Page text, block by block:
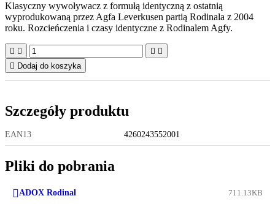
Klasyczny wywoływacz z formułą identyczną z ostatnią
wyprodukowaną przez Agfa Leverkusen partią Rodinala z 2004
roku. Rozcieńczenia i czasy identyczne z Rodinalem Agfy.
   
 Dodaj do koszyka
Szczegóły produktu
EAN13 4260243552001
Pliki do pobrania
ADOX Rodinal 711.13KB